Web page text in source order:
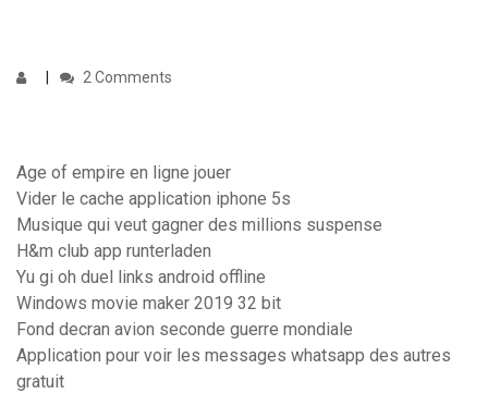
2 Comments
Age of empire en ligne jouer
Vider le cache application iphone 5s
Musique qui veut gagner des millions suspense
H&m club app runterladen
Yu gi oh duel links android offline
Windows movie maker 2019 32 bit
Fond decran avion seconde guerre mondiale
Application pour voir les messages whatsapp des autres
gratuit